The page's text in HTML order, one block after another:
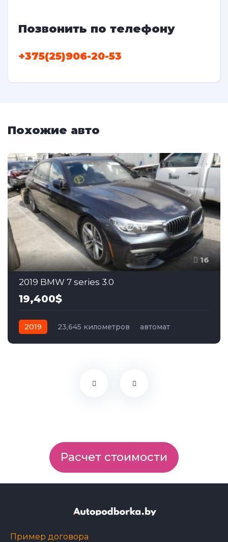
Позвонить по телефону
+375(25)906-20-53
Похожие авто
16
2019 BMW 7 series 3.0
19,400$
2019 23,645 километров
автомат
Расчет стоимости
Пример договора